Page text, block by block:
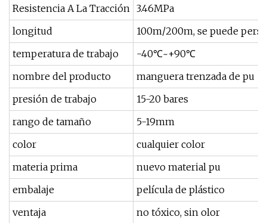
Resistencia A La Tracción 3.46MPa
longitud
100m/200m, se puede
temperatura de trabajo
-40℃~+90℃
nombre del producto
manguera trenzada de pu
presión de trabajo
15-20 bares
rango de tamaño
5-19mm
color
cualquier color
materia prima
nuevo material pu
embalaje
película de plástico
ventaja
no tóxico, sin olor